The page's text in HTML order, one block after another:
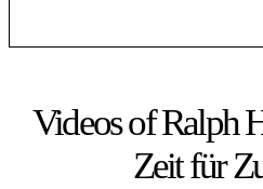
Videos of Ralph
Zeit für